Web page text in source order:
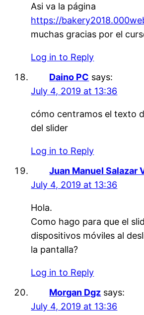
Asi va la página
https://
muchas gracias por el
Log in to Reply
Daino PC says:
July 4, 2019 at 13:36
cómo centramos el texto
del slider
Log in to Reply
Juan Manuel Salazar
July 4, 2019 at 13:36
Hola.
Como hago para que el
dispositivos móviles al
la pantalla?
Log in to Reply
Morgan Dgz says:
July 4, 2019 at 13:36